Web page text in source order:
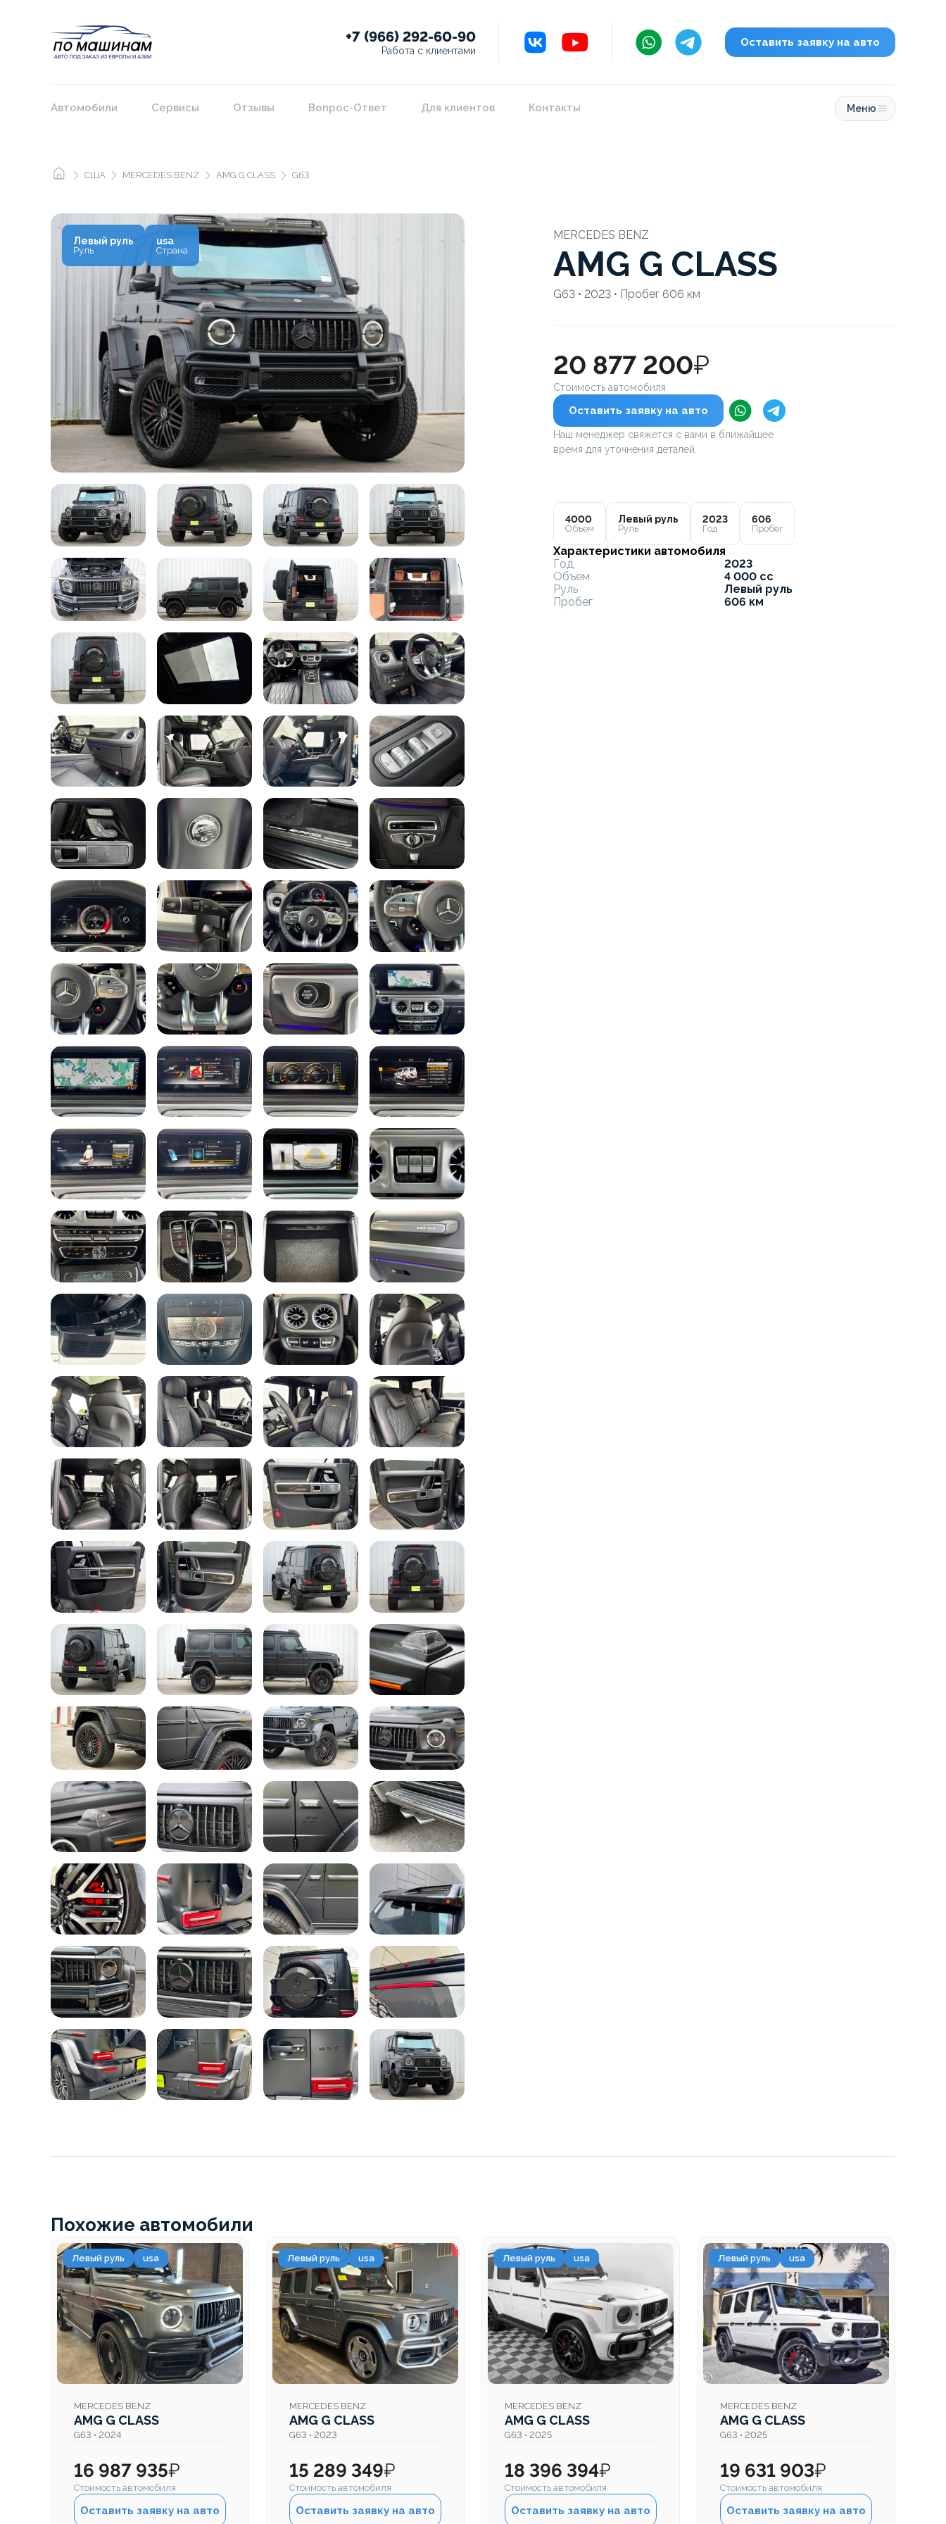
+7 (966) 292-60-90
Работа с клиентами
Оставить заявку на авто
Автомобили Сервисы Отзывы Вопрос-Ответ Для клиентов Контакты Меню
США MERCEDES BENZ AMG G CLASS G63
MERCEDES BENZ
AMG G CLASS
G63 • 2023 • Пробег 606 км
Левый руль
Руль
usa
Страна
20 877 200₽
Стоимость автомобиля
Оставить заявку на авто
Наш менеджер свяжется с вами в ближайшее
время для уточнения деталей.
4000
Объем
Левый руль
Руль
2023
Год
606
Пробег
Характеристики автомобиля
Год
2023
Объем
4 000 cc
Руль
Левый руль
Пробег
606 км
Похожие автомобили
Левый руль usa
MERCEDES BENZ
AMG G CLASS
G63 • 2024
16 987 935₽
Стоимость автомобиля
Оставить заявку на авто
Левый руль usa
MERCEDES BENZ
AMG G CLASS
G63 • 2023
15 289 349₽
Стоимость автомобиля
Оставить заявку на авто
Левый руль usa
MERCEDES BENZ
AMG G CLASS
G63 • 2025
18 396 394₽
Стоимость автомобиля
Оставить заявку на авто
Левый руль usa
MERCEDES BENZ
AMG G CLASS
G63 • 2025
19 631 903₽
Стоимость автомобиля
Оставить заявку на авто